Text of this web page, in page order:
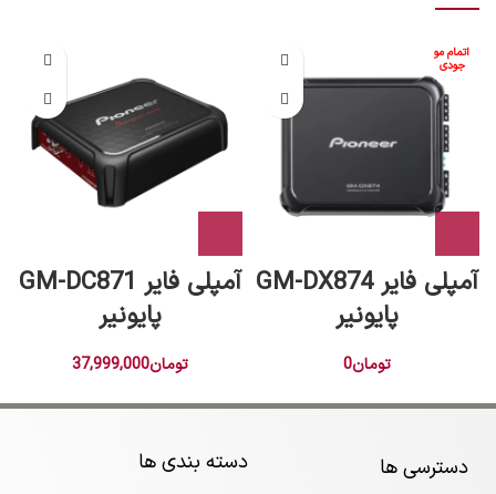
اتمام مو
جودی
آمپلی فایر GM-DX874
پایونیر
تومان0
آمپلی فایر GM-DC871
پایونیر
تومان37,999,000
دسترسی ها دسته بندی ها